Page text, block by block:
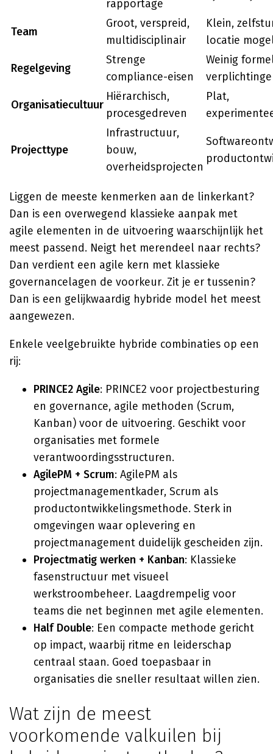
rapportage
Team
Groot, verspreid,
multidisciplinair
Klein,
locatie
Regelgeving
Strenge
compliance-eisen
Weinig
Organisatiecultuur
Hiërarchisch,
procesgedreven
Plat,
Projecttype
Infrastructuur,
bouw,
overheidsprojecten
Liggen de meeste kenmerken aan de linkerkant?
Dan is een overwegend klassieke aanpak met
agile elementen in de uitvoering waarschijnlijk het
meest passend. Neigt het merendeel naar rechts?
Dan verdient een agile kern met klassieke
governancelagen de voorkeur. Zit je er tussenin?
Dan is een gelijkwaardig hybride model het meest
aangewezen.
Enkele veelgebruikte hybride combinaties op een
rij:
PRINCE2 Agile: PRINCE2 voor projectbesturing
en governance, agile methoden (Scrum,
Kanban) voor de uitvoering. Geschikt voor
organisaties met formele
verantwoordingsstructuren.
AgilePM + Scrum: AgilePM als
projectmanagementkader, Scrum als
productontwikkelingsmethode. Sterk in
omgevingen waar oplevering en
projectmanagement duidelijk gescheiden zijn.
Projectmatig werken + Kanban: Klassieke
fasenstructuur met visueel
werkstroombeheer. Laagdrempelig voor
teams die net beginnen met agile elementen.
Half Double: Een compacte methode gericht
op impact, waarbij ritme en leiderschap
centraal staan. Goed toepasbaar in
organisaties die sneller resultaat willen zien.
Wat zijn de meest
voorkomende valkuilen bij